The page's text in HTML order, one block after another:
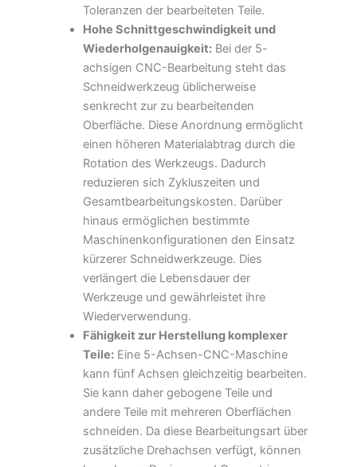
Toleranzen der bearbeiteten Teile.
Hohe Schnittgeschwindigkeit und
Wiederholgenauigkeit:Bei der 5-
achsigen CNC-Bearbeitung steht das
Schneidwerkzeug üblicherweise
senkrecht zur zu bearbeitenden
Oberfläche. Diese Anordnung ermöglicht
einen höheren Materialabtrag durch die
Rotation des Werkzeugs. Dadurch
reduzieren sich Zykluszeiten und
Gesamtbearbeitungskosten. Darüber
hinaus ermöglichen bestimmte
Maschinenkonfigurationen den Einsatz
kürzerer Schneidwerkzeuge. Dies
verlängert die Lebensdauer der
Werkzeuge und gewährleistet ihre
Wiederverwendung.
Fähigkeit zur Herstellung komplexer
Teile:Eine 5-Achsen-CNC-Maschine
kann fünf Achsen gleichzeitig bearbeiten.
Sie kann daher gebogene Teile und
andere Teile mit mehreren Oberflächen
schneiden. Da diese Bearbeitungsart über
zusätzliche Drehachsen verfügt, können